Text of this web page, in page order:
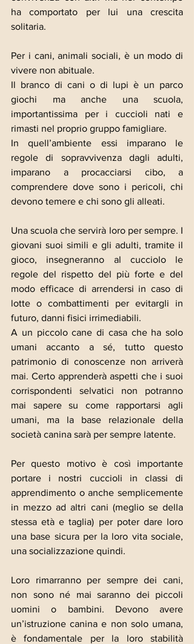
ha comportato per lui una crescita
solitaria.
Per i cani, animali sociali, è un modo di
vivere non abituale.
Il branco di cani o di lupi è un parco
giochi ma anche una scuola,
importantissima per i cuccioli nati e
rimasti nel proprio gruppo famigliare.
In quell’ambiente essi imparano le
regole di sopravvivenza dagli adulti,
imparano a procacciarsi cibo, a
comprendere dove sono i pericoli, chi
devono temere e chi sono gli alleati.
Una scuola che servirà loro per sempre. I
giovani suoi simili e gli adulti, tramite il
gioco, insegneranno al cucciolo le
regole del rispetto del più forte e del
modo efficace di arrendersi in caso di
lotte o combattimenti per evitargli in
futuro, danni fisici irrimediabili.
A un piccolo cane di casa che ha solo
umani accanto a sé, tutto questo
patrimonio di conoscenze non arriverà
mai. Certo apprenderà aspetti che i suoi
corrispondenti selvatici non potranno
mai sapere su come rapportarsi agli
umani, ma la base relazionale della
società canina sarà per sempre latente.
Per questo motivo è così importante
portare i nostri cuccioli in classi di
apprendimento o anche semplicemente
in mezzo ad altri cani (meglio se della
stessa età e taglia) per poter dare loro
una base sicura per la loro vita sociale,
una socializzazione quindi.
Loro rimarranno per sempre dei cani,
non sono né mai saranno dei piccoli
uomini o bambini. Devono avere
un’istruzione canina e non solo umana,
è fondamentale per la loro stabilità